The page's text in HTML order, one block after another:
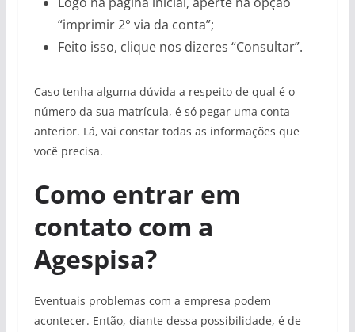
“imprimir 2° via da conta”;
Feito isso, clique nos dizeres “Consultar”.
Caso tenha alguma dúvida a respeito de qual é o
número da sua matrícula, é só pegar uma conta
anterior. Lá, vai constar todas as informações que
você precisa.
Como entrar em
contato com a
Agespisa?
Eventuais problemas com a empresa podem
acontecer. Então, diante dessa possibilidade, é de